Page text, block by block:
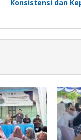
Konsistensi dan